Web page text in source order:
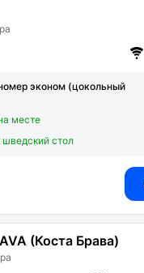
эконом (цокольный
месте
шведский стол
(Коста Брава)